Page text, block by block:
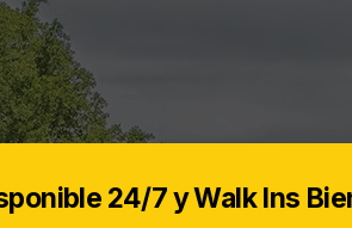
24/7 y Walk Ins